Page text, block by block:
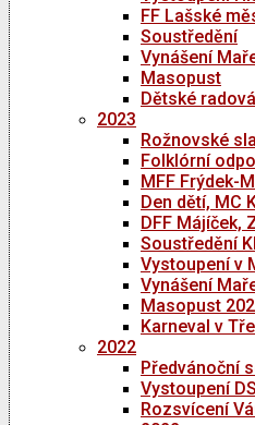
FF Lašské
Soustředění
Vynášení
Masopust
Dětské
2023
Rožnovské
Folklórní
MFF Frýdek-
Den dětí, MC
DFF Májíček,
Soustředění
Vystoupení v
Vynášení
Masopust
Karneval v
2022
Předvánoční
Vystoupení
Rozsvícení